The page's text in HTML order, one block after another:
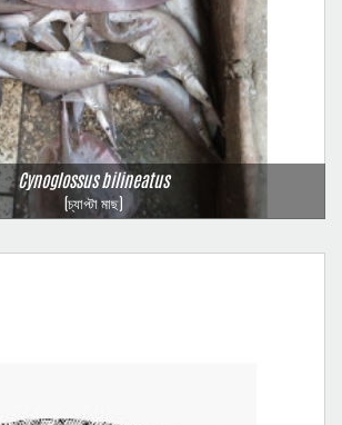
Cynoglossus bilineatus
(চ্যাপ্টা মাছ)